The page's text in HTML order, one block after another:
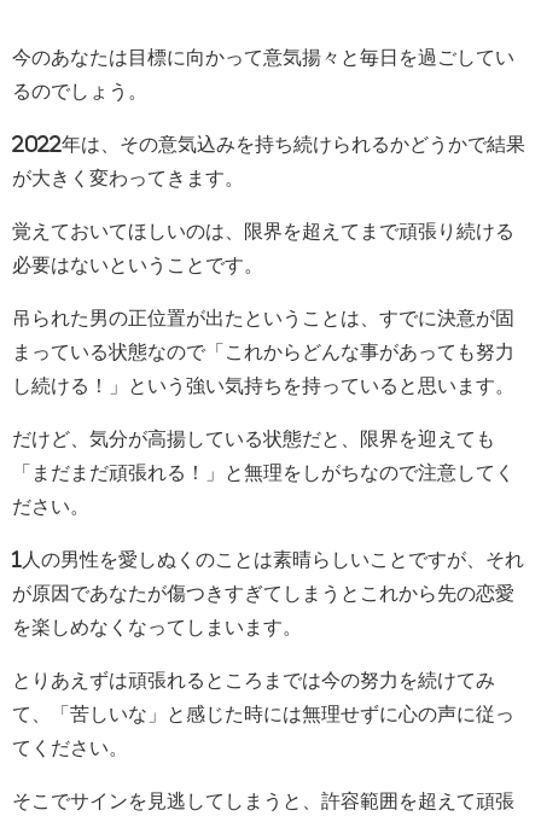
今のあなたは目標に向かって意気揚々と毎日を過ごしてい
るのでしょう。
2022年は、その意気込みを持ち続けられるかどうかで結果
が大きく変わってきます。
覚えておいてほしいのは、限界を超えてまで頑張り続ける
必要はないということです。
吊られた男の正位置が出たということは、すでに決意が固
まっている状態なので「これからどんな事があっても努力
し続ける！」という強い気持ちを持っていると思います。
だけど、気分が高揚している状態だと、限界を迎えても
「まだまだ頑張れる！」と無理をしがちなので注意してく
ださい。
1人の男性を愛しぬくのことは素晴らしいことですが、それ
が原因であなたが傷つきすぎてしまうとこれから先の恋愛
を楽しめなくなってしまいます。
とりあえずは頑張れるところまでは今の努力を続けてみ
て、「苦しいな」と感じた時には無理せずに心の声に従っ
てください。
そこでサインを見逃してしまうと、許容範囲を超えて頑張